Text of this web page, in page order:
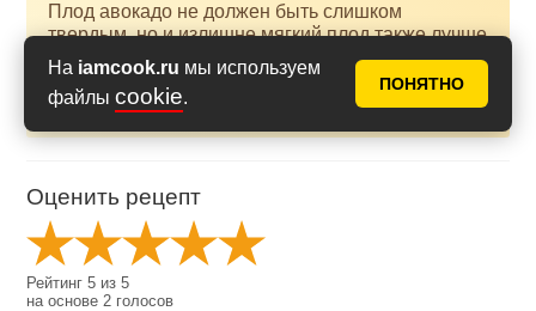
На iamcook.ru мы используем
файлы cookie.
ПОНЯТНО
Плод авокадо не должен быть слишком
твердым, но и излишне мягкий плод также лучше
не использовать.
Оценить рецепт
Рейтинг5 из5
на основе 2 голосов